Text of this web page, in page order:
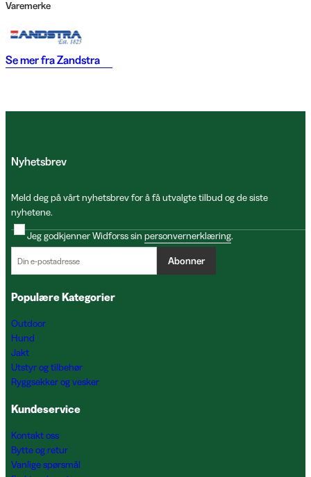
Varemerke
Se mer fraZandstra
Nyhetsbrev
Meld deg på vårt nyhetsbrev for å få utvalgte tilbud og de siste
nyhetene.
Jeg godkjenner Widforss sin personvernerklæring.
Abonner
Populære Kategorier
Outdoor
Hund
Jakt
Utstyr og tilbehør
Ryggsekker og vesker
Kundeservice
Kontakt oss
Bytte og retur
Vanlige spørsmål